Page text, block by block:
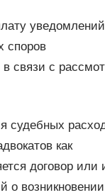
споров
связи с
судебных
как
договор или
о